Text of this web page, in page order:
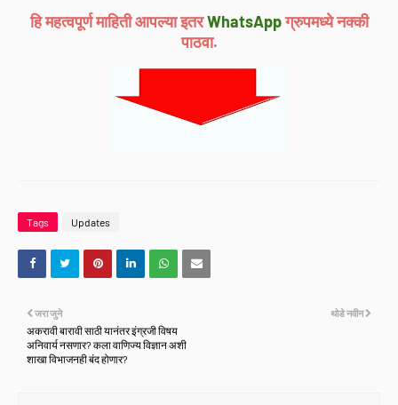
हि महत्वपूर्ण माहिती आपल्या इतर WhatsAppग्रुपमध्ये नक्की
पाठवा.
Tags Updates
थोडे नवीन
जरा जुने
अकरावी बारावी साठी यानंतर इंग्रजी विषय
अनिवार्य नसणार? कला वाणिज्य विज्ञान अशी
शाखा विभाजनही बंद होणार?